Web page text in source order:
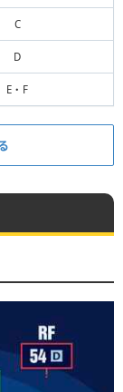
C
D
E・F